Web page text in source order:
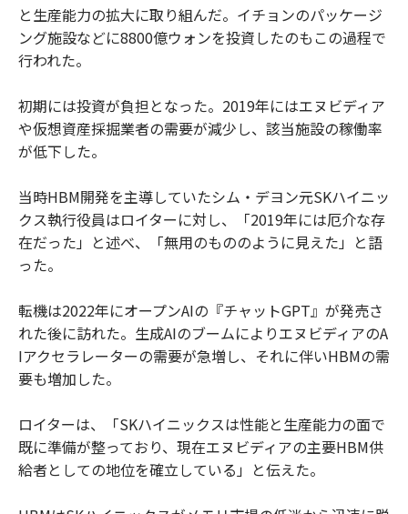
と生産能力の拡大に取り組んだ。イチョンのパッケージ
ング施設などに8800億ウォンを投資したのもこの過程で
行われた。
初期には投資が負担となった。2019年にはエヌビディア
や仮想資産採掘業者の需要が減少し、該当施設の稼働率
が低下した。
当時HBM開発を主導していたシム・デヨン元SKハイニッ
クス執行役員はロイターに対し、「2019年には厄介な存
在だった」と述べ、「無用のもののように見えた」と語
った。
転機は2022年にオープンAIの『チャットGPT』が発売さ
れた後に訪れた。生成AIのブームによりエヌビディアのA
Iアクセラレーターの需要が急増し、それに伴いHBMの需
要も増加した。
ロイターは、「SKハイニックスは性能と生産能力の面で
既に準備が整っており、現在エヌビディアの主要HBM供
給者としての地位を確立している」と伝えた。